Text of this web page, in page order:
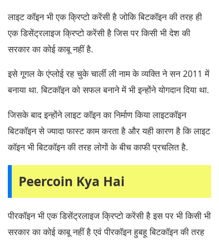
लाइट कॉइन भी एक क्रिप्टो करेंसी है जोकि बिटकॉइन की तरह ही
एक डिसेंट्रलाइज क्रिप्टो करेंसी है जिस पर किसी भी देश की
सरकार का कोई काबू नहीं है.
इसे गूगल के एंप्लोई रह चुके चार्ली ली नाम के व्यक्ति ने सन 2011 में
बनाया था. बिटकॉइनको सफल बनाने में भी इन्होंने योगदान दिया था.
जिसके बाद इन्होंने लाइट कॉइन का निर्माण किया लाइटकॉइन
बिटकॉइन से ज्यादा फास्ट काम करता है और यही कारण है कि लाइट
कॉइन भी बिटकॉइन की तरह लोगों के बीच काफी प्रचलित है.
Peercoin Kya Hai
पीरकॉइन भी एक डिसेंट्रलाइज क्रिप्टो करेंसी है इस पर भी किसी भी
सरकार का कोई काबू नहीं है एवं पीरकॉइन हुबहू बिटकॉइन की तरह